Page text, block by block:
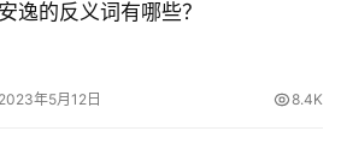
安逸的反义词有哪些？
2023年5月12日 8.4K